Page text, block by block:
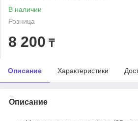
В наличии
Розница
8 200 ₸
Описание Характеристики
Описание